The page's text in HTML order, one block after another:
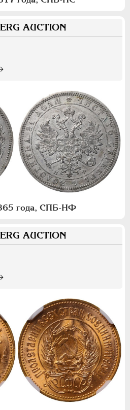
AUCTION
года, СПБ-НФ
AUCTION